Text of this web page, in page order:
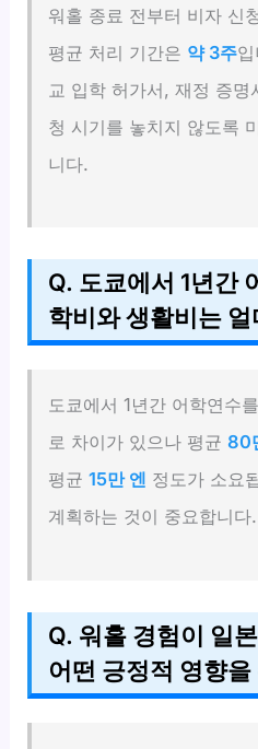
워홀 종료 전부터 비자 신
평균 처리 기간은 약 3주
교 입학 허가서, 재정 증명
청 시기를 놓치지 않도록
니다.
Q. 도쿄에서 1년간
학비와 생활비는
도쿄에서 1년간 어학연수
로 차이가 있으나 평균80
평균15만 엔 정도가 소요
계획하는 것이 중요합니다.
Q. 워홀 경험이 일
어떤 긍정적 영향을